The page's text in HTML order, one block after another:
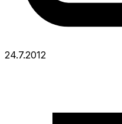
24.7.2012